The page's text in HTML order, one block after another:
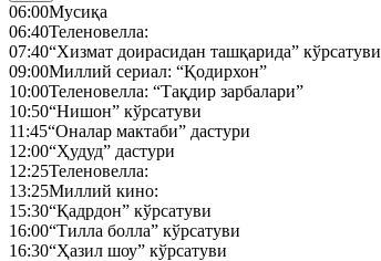
06:00Мусиқа
06:40Теленовелла:
07:40“Хизмат доирасидан ташқарида” кўрсатуви
09:00Миллий сериал: “Қодирхон”
10:00Теленовелла: “Тақдир зарбалари”
10:50“Нишон” кўрсатуви
11:45“Оналар мактаби” дастури
12:00“Ҳудуд” дастури
12:25Теленовелла:
13:25Миллий кино:
15:30“Қадрдон” кўрсатуви
16:00“Тилла болла” кўрсатуви
16:30“Ҳазил шоу” кўрсатуви